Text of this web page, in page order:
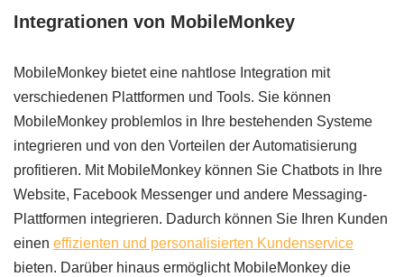
Integrationen von MobileMonkey
MobileMonkey bietet eine nahtlose Integration mit
verschiedenen Plattformen und Tools. Sie können
MobileMonkey problemlos in Ihre bestehenden Systeme
integrieren und von den Vorteilen der Automatisierung
profitieren. Mit MobileMonkey können Sie Chatbots in Ihre
Website, Facebook Messenger und andere Messaging-
Plattformen integrieren. Dadurch können Sie Ihren Kunden
einen effizienten und personalisierten Kundenservice
bieten. Darüber hinaus ermöglicht MobileMonkey die